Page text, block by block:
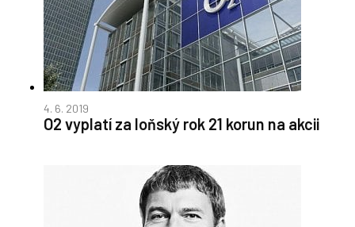
4. 6. 2019
O2 vyplatí za loňský rok 21 korun na akcii